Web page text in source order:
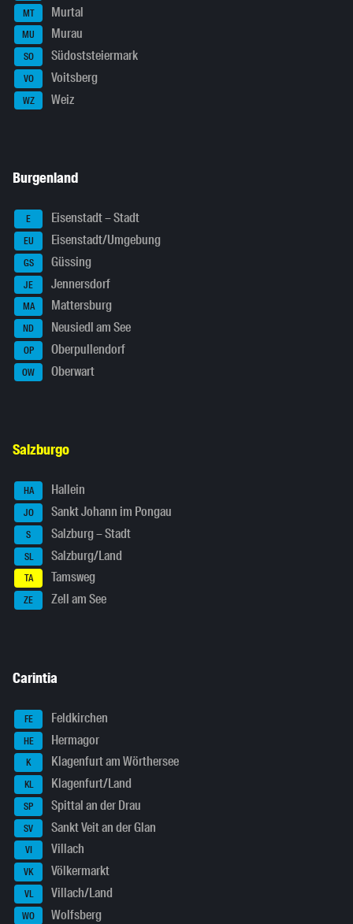
MT Murtal
MU Murau
SO Südoststeiermark
VO Voitsberg
WZ Weiz
Burgenland
E Eisenstadt – Stadt
EU Eisenstadt/Umgebung
GS Güssing
JE Jennersdorf
MA Mattersburg
ND Neusiedl am See
OP Oberpullendorf
OW Oberwart
Salzburgo
HA Hallein
JO Sankt Johann im Pongau
S Salzburg – Stadt
SL Salzburg/Land
TA Tamsweg
ZE Zell am See
Carintia
FE Feldkirchen
HE Hermagor
K Klagenfurt am Wörthersee
KL Klagenfurt/Land
SP Spittal an der Drau
SV Sankt Veit an der Glan
VI Villach
VK Völkermarkt
VL Villach/Land
WO Wolfsberg